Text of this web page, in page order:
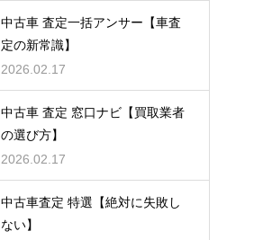
中古車 査定一括アンサー【車査
定の新常識】
2026.02.17
中古車 査定 窓口ナビ【買取業者
の選び方】
2026.02.17
中古車査定 特選【絶対に失敗し
ない】